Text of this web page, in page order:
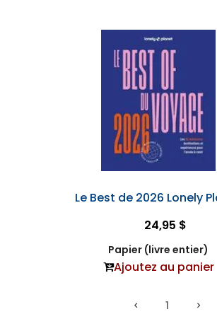
Le Best de 2026 Lonely
24,95 $
Papier (livre entier)
Ajoutez au panier
1